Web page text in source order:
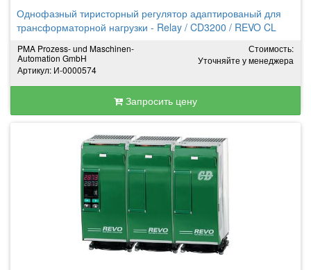
Однофазный тиристорный регулятор адаптированый для
трансформаторной нагрузки - Relay / CD3200 / REVO CL
PMA Prozess- und Maschinen-
Automation GmbH
Артикул: И-0000574
Стоимость:
Уточняйте у менеджера
Запросить цену